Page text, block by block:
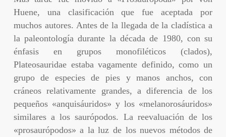
Huene, una clasificación que fue aceptada por
muchos autores. Antes de la llegada de la cladística a
la paleontología durante la década de 1980, con su
énfasis en grupos monofiléticos (clados),
Plateosauridae estaba vagamente definido, como un
grupo de especies de pies y manos anchos, con
cráneos relativamente grandes, a diferencia de los
pequeños «anquisáuridos» y los «melanorosáuridos»
similares a los saurópodos. La reevaluación de los
«prosaurópodos» a la luz de los nuevos métodos de